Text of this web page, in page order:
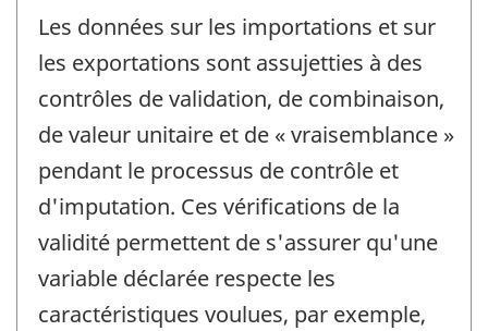
Les données sur les importations et sur
les exportations sont assujetties à des
contrôles de validation, de combinaison,
de valeur unitaire et de « vraisemblance »
pendant le processus de contrôle et
d'imputation. Ces vérifications de la
validité permettent de s'assurer qu'une
variable déclarée respecte les
caractéristiques voulues, par exemple,